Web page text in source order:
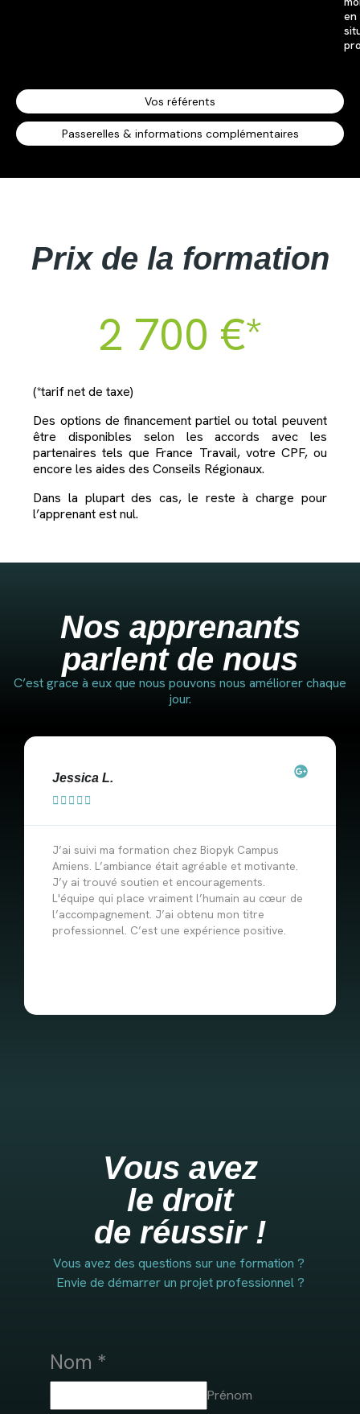
Vos référents
Passerelles & informations complémentaires
en
Prix de la formation
2 700 €*
(*tarif net de taxe)
Des options de financement partiel ou total peuvent
être disponibles selon les accords avec les
partenaires tels que France Travail, votre CPF, ou
encore les aides des Conseils Régionaux.
Dans la plupart des cas, le reste à charge pour
l’apprenant est nul.
Nos apprenants
parlent de nous
C’est grace à eux que nous pouvons nous améliorer chaque
jour.
Jessica L.
    
J’ai suivi ma formation chez Biopyk Campus
Amiens. L’ambiance était agréable et motivante.
J’y ai trouvé soutien et encouragements.
L'équipe qui place vraiment l’humain au cœur de
l’accompagnement. J’ai obtenu mon titre
professionnel. C’est une expérience positive.
Vous avez
le droit
de réussir !
Vous avez des questions sur une formation ?
Envie de démarrer un projet professionnel ?
Nom *
Prénom